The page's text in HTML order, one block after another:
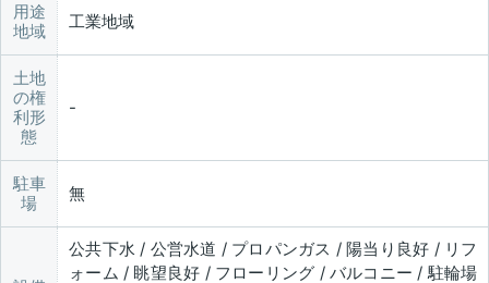
用途
地域
工業地域
土地
の権
利形
態
駐車
場
無
公共下水 / 公営水道 / プロパンガス / 陽当り良好 / リフ
ォーム / 眺望良好 / フローリング / バルコニー / 駐輪場